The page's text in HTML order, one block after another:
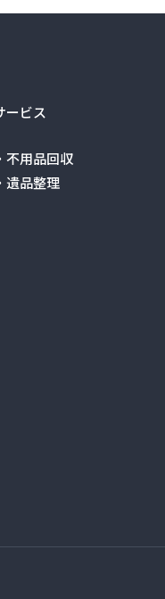
ービス
不用品回収
遺品整理